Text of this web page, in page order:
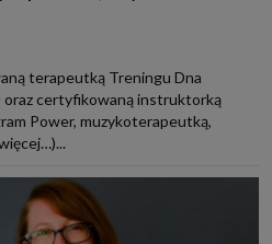
terapeutką Treningu Dna
certyfikowaną instruktorką
Power, muzykoterapeutką,